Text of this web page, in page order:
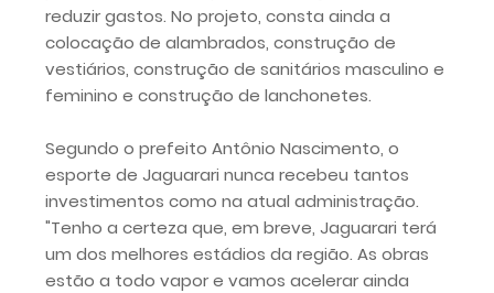
reduzir gastos. No projeto, consta ainda a
colocação de alambrados, construção de
vestiários, construção de sanitários masculino e
feminino e construção de lanchonetes.
Segundo o prefeito Antônio Nascimento, o
esporte de Jaguarari nunca recebeu tantos
investimentos como na atual administração.
"Tenho a certeza que, em breve, Jaguarari terá
um dos melhores estádios da região. As obras
estão a todo vapor e vamos acelerar ainda